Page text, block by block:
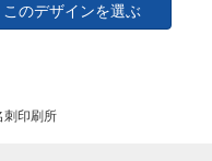
このデザインを選ぶ
印刷所